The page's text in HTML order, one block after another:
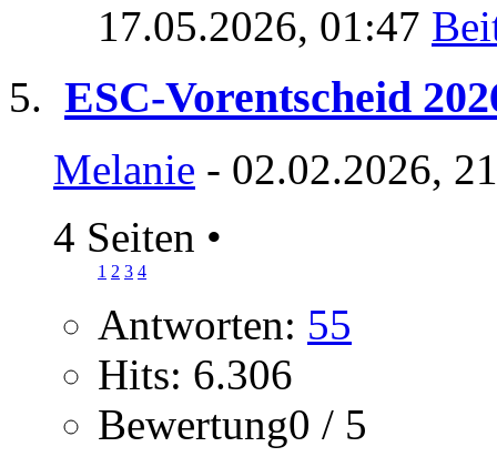
17.05.2026, 01:47
ESC-Vorentscheid
Melanie - 02.02.2026,
4 Seiten •
1 2 3 4
Antworten: 55
Hits: 6.306
Bewertung0 / 5